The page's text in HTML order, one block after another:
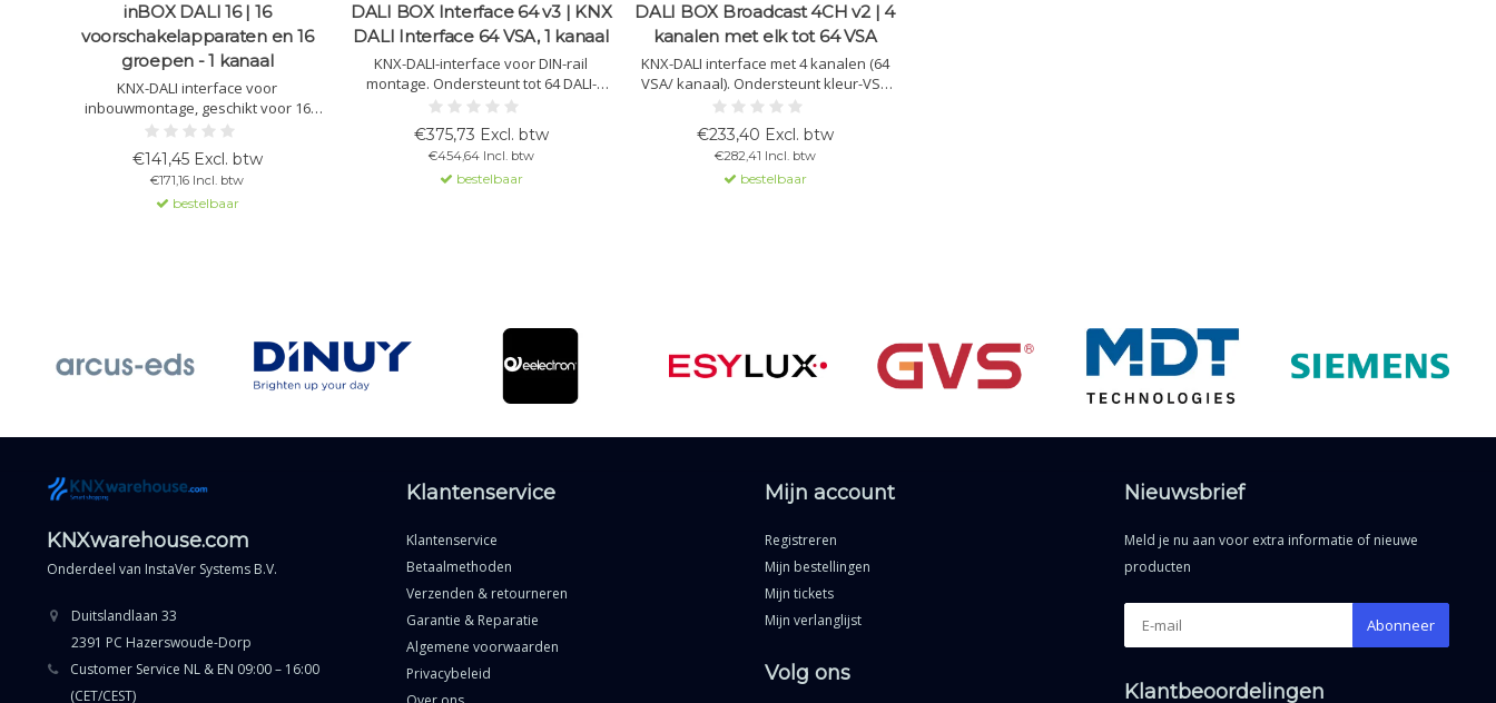
inBOX DALI 16 | 16
voorschakelapparaten en 16
groepen - 1 kanaal
KNX-DALI interface voor
inbouwmontage, geschikt voor 16
voorschakelapparaten en 16 groepen.
Eén kanaal, geen externe voeding
nodig. Ondersteunt DALI-2, KNX Secure.
€141,45 Excl. btw
€171,16 Incl. btw
bestelbaar
DALI BOX Interface 64 v3 | KNX
DALI Interface 64 VSA, 1 kanaal
KNX-DALI-interface voor DIN-rail
montage. Ondersteunt tot 64 DALI-
voorschakelapparaten per kanaal.
Compatibel met DT1/DT8, inclusief
display en foutdetectie.
€375,73 Excl. btw
€454,64 Incl. btw
bestelbaar
DALI BOX Broadcast 4CH v2 | 4
kanalen met elk tot 64 VSA
KNX-DALI interface met 4 kanalen (64
VSA/ kanaal). Ondersteunt kleur-VSA
(DT8), 20 scènes, handmatige
bediening, foutdetectie, en
automatische VSA-detectie.
€233,40 Excl. btw
€282,41 Incl. btw
bestelbaar
KNXwarehouse.com
Onderdeel van InstaVer Systems B.V.
Duitslandlaan 33
2391 PC Hazerswoude-Dorp
Customer Service NL & EN 09:00 – 16:00
(CET/CEST)
Klantenservice
Klantenservice
Betaalmethoden
Verzenden & retourneren
Garantie & Reparatie
Algemene voorwaarden
Privacybeleid
Mijn account
Registreren
Mijn bestellingen
Mijn tickets
Mijn verlanglijst
Volg ons
Nieuwsbrief
Meld je nu aan voor extra informatie of nieuwe
producten
Abonneer
Klantbeoordelingen